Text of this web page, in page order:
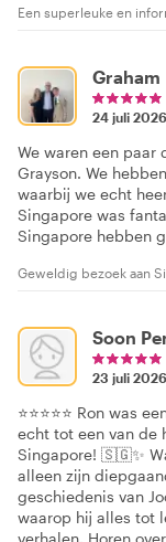
Een superleuke en
Graham
24 juli 2026
We waren een paar
Grayson. We
waarbij we echt
Singapore was
Singapore hebben
Geweldig bezoek aan
Soon
23 juli 2026
⭐⭐⭐⭐⭐ Ron was
echt tot een van de
Singapore! 🇸🇬✨
alleen zijn
geschiedenis van
waarop hij alles tot